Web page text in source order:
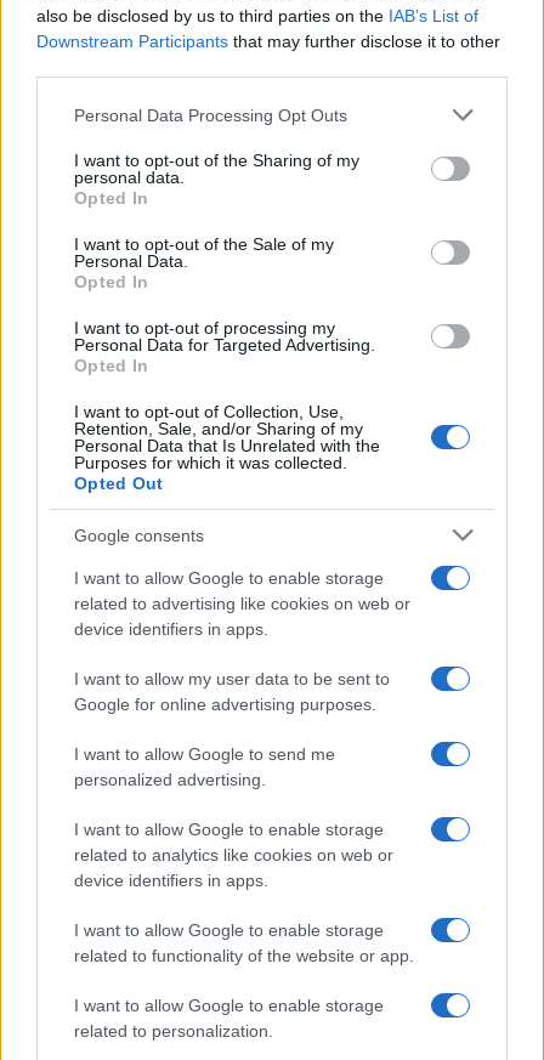
also be disclosed by us to third parties on the IAB’s List of
Downstream Participants that may further disclose it to other
Please note that this website/app uses one or more Google
not limited to your visit or usage behaviour. You may click to
grant or deny consent to Google and its third-party tags to
use your data for below specified purposes in below Google
consent section.
Personal Data Processing Opt Outs
I want to opt-out of the Sharing of my
personal data.
Opted In
I want to opt-out of the Sale of my
Personal Data.
Opted In
I want to opt-out of processing my
Personal Data for Targeted Advertising.
Opted In
I want to opt-out of Collection, Use,
Retention, Sale, and/or Sharing of my
Personal Data that Is Unrelated with the
Purposes for which it was collected.
Opted Out
Google consents
I want to allow Google to enable storage
related to advertising like cookies on web or
device identifiers in apps.
I want to allow my user data to be sent to
Google for online advertising purposes.
I want to allow Google to send me
personalized advertising.
I want to allow Google to enable storage
related to analytics like cookies on web or
device identifiers in apps.
I want to allow Google to enable storage
related to functionality of the website or app.
I want to allow Google to enable storage
related to personalization.
Gávea Investimentos fecha multimercados e transfere R$ 2
bilhões para Bradesco Asset
FINANÇA
O Papel da IA no Day Trade Moderno: Dicas para Traders da
Bruno Costa · 5 ago 2026